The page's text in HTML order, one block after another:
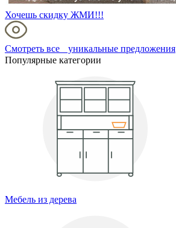
Хочешь скидку ЖМИ!!!
Смотреть все уникальные предложения
Популярные категории
Мебель из дерева